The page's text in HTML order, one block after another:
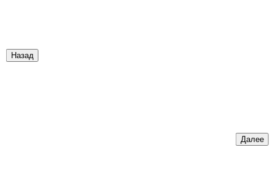
Назад
Далее